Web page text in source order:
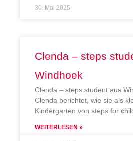
30. Mai 2025
Clenda – steps
Windhoek
Clenda – steps student aus
Clenda berichtet, wie sie als
Kindergarten von steps for
WEITERLESEN »